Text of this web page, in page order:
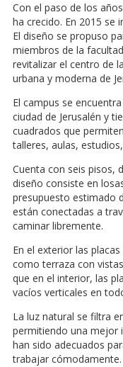
Con el paso de los
ha crecido. En 2015 se
El diseño se propuso
miembros de la
revitalizar el centro de
urbana y moderna de
El campus se
ciudad de Jerusalén y
cuadrados que
talleres, aulas,
Cuenta con seis pisos,
diseño consiste en
presupuesto estimado
están conectadas a
caminar libremente.
En el exterior las
como terraza con
que en el interior, las
vacíos verticales en
La luz natural se filtra
permitiendo una mejor
han sido adecuados
trabajar cómodamente.